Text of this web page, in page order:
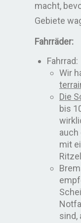
macht,
Gebiete
Fahrräder:
Fahrrad:
Wir
Die
bis
auch
mit
sind,